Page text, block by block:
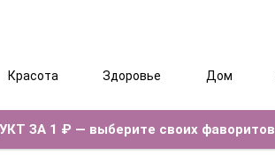
Красота Здоровье Дом
ЗА 1 ₽ — выберите своих фаворитов